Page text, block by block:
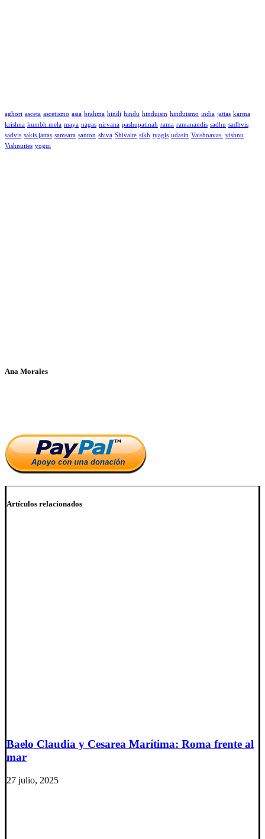
aghori asceta ascetismo asia brahma hindi hindu hinduism hinduismo india jattas karma
krishna kumbh mela maya nagas nirvana pashupatinah rama ramanandis sadhu sadhvis
sadvis sakis.jattas samsara santon shiva Shivaite sikh tyagis udasin Vaishnavas. vishnu
Vishnuites yogui
Ana Morales
Artículos relacionados
Baelo Claudia y Cesarea Marítima: Roma frente al
mar
27 julio, 2025